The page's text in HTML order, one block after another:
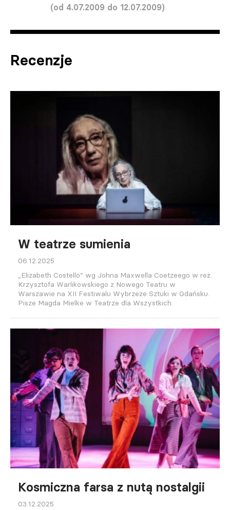
(od 4.07.2009 do 12.07.2009)
Recenzje
W teatrze sumienia
06.12.2025
„Elizabeth Costello” wg Johna Maxwella Coetzeego w reż.
Krzysztofa Warlikowskiego z Nowego Teatru w
Warszawie na XII Festiwalu Wybrzeże Sztuki w Gdańsku.
Pisze Magda Mielke w Teatrze dla Wszystkich.
Kosmiczna farsa z nutą nostalgii
03.12.2025